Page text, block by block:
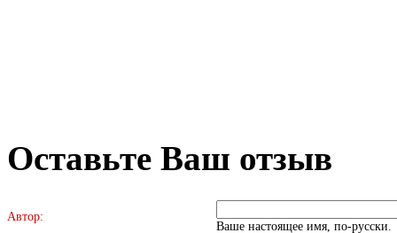
Оставьте Ваш отзыв
Автор:
Ваше настоящее имя, по-русски.